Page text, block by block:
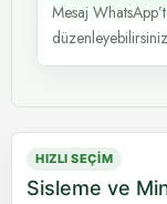
Mesaj
HIZLI SEÇIM
Sisleme ve